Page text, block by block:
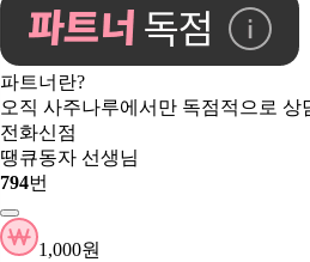
파트너란?
오직 사주나루에서만 독점적으로 상
전화신점
땡큐동자 선생님
794번
1,000원